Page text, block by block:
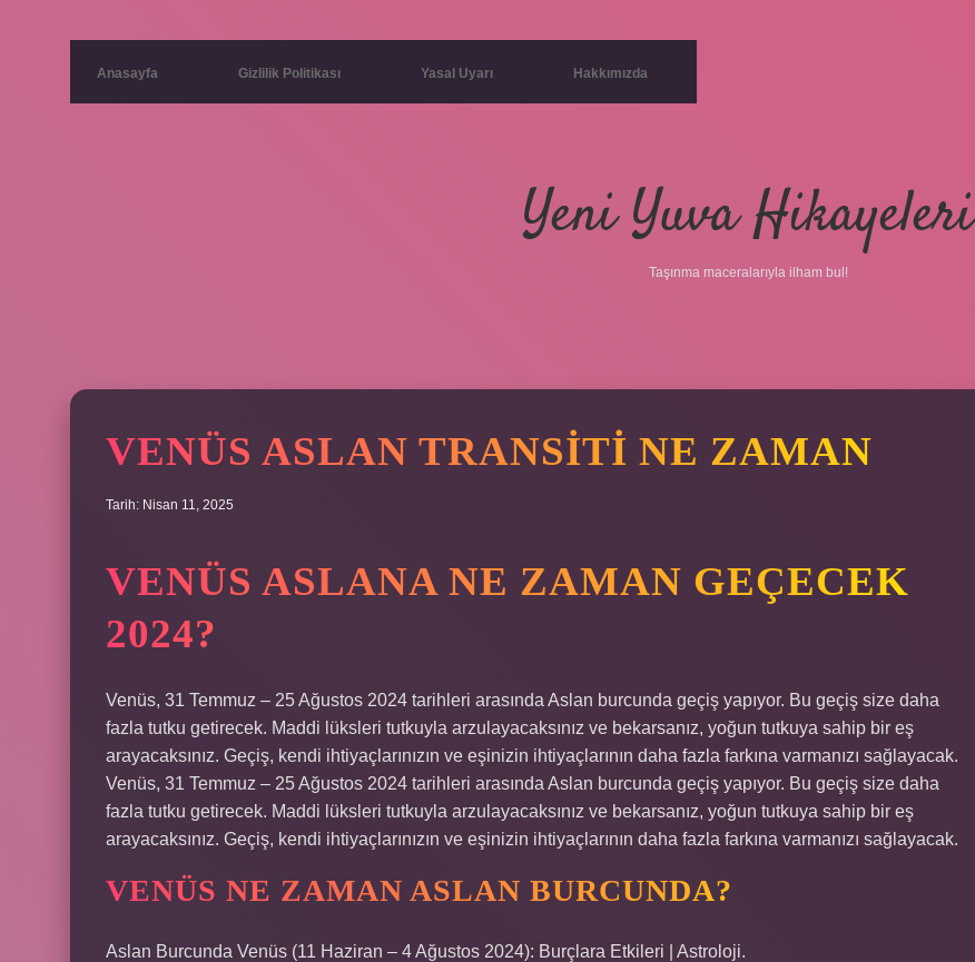
Anasayfa Gizlilik Politikası Yasal Uyarı Hakkımızda
Yeni Yuva Hikayeleri
Taşınma maceralarıyla ilham bul!
VENÜS ASLAN TRANSITI NE ZAMAN
Tarih: Nisan 11, 2025
VENÜS ASLANA NE ZAMAN GEÇECEK
2024?
Venüs, 31 Temmuz – 25 Ağustos 2024 tarihleri ​​arasında Aslan burcunda geçiş yapıyor. Bu geçiş size daha
fazla tutku getirecek. Maddi lüksleri tutkuyla arzulayacaksınız ve bekarsanız, yoğun tutkuya sahip bir eş
arayacaksınız. Geçiş, kendi ihtiyaçlarınızın ve eşinizin ihtiyaçlarının daha fazla farkına varmanızı sağlayacak.
Venüs, 31 Temmuz – 25 Ağustos 2024 tarihleri ​​arasında Aslan burcunda geçiş yapıyor. Bu geçiş size daha
fazla tutku getirecek. Maddi lüksleri tutkuyla arzulayacaksınız ve bekarsanız, yoğun tutkuya sahip bir eş
arayacaksınız. Geçiş, kendi ihtiyaçlarınızın ve eşinizin ihtiyaçlarının daha fazla farkına varmanızı sağlayacak.
VENÜS NE ZAMAN ASLAN BURCUNDA?
Aslan Burcunda Venüs (11 Haziran – 4 Ağustos 2024): Burçlara Etkileri | Astroloji.